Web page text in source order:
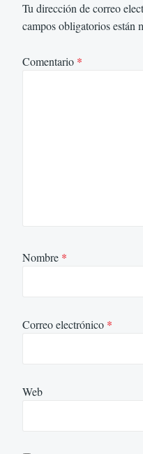
Tu dirección de correo
campos obligatorios están
Comentario *
Nombre *
Correo electrónico *
Web